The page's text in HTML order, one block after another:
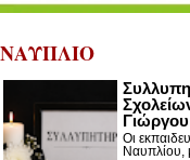
ΝΑΥΠΛΙΟ
Οι
Ναυπλίου,